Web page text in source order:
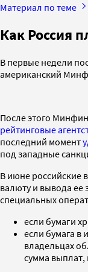
Материал по теме
Как Россия
В первые недели
американский
После этого Минфин
рейтинговые
последний момент
под западные
В июне российские
валюту и вывода ее
специальных
если бумаги
если бумага
владельцах
сумма выплат,